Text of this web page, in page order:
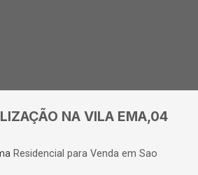
NA VILA EMA,04
Residencial para Venda em Sao